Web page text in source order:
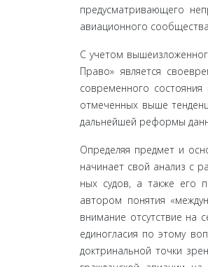
предусматривающего
авиационного сообщества.
С учетом
Право» является
современного состояния
отмеченных выше
дальнейшей реформы
Определяя предмет и
начинает свой анализ с
ных судов, а также его
автором понятия
внимание отсутствие на
единогласия по этому
доктринальной точки